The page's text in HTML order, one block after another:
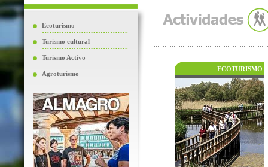
Ecoturismo
Turismo cultural
Turismo Activo
Agroturismo
ECOTURISMO